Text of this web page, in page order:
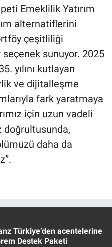
Emeklilik Yatırım
alternatiflerini
çeşitliliği
sunuyor. 2025
yılını kutlayan
ve dijitalleşme
fark yaratmaya
için uzun vadeli
daha da
Türkiye’den acentelerine
Destek Paketi